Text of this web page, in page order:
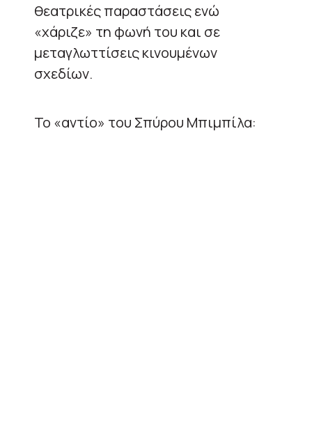
θεατρικές παραστάσεις ενώ
«χάριζε» τη φωνή του και σε
μεταγλωττίσεις κινουμένων
σχεδίων.
Το «αντίο» του Σπύρου Μπιμπίλα: